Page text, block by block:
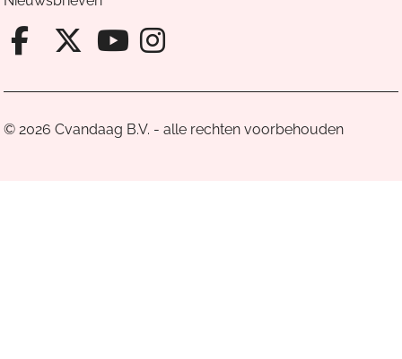
Facebook van Cvandaag
X van Cvandaag
Instagram van
© 2026 Cvandaag B.V. - alle rechten voorbehouden